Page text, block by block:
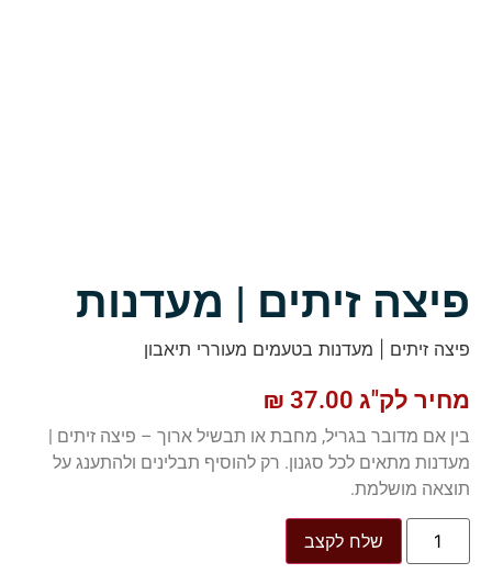
פיצה זיתים | מעדנות
פיצה זיתים | מעדנות בטעמים מעוררי תיאבון
מחיר לק"ג 37.00
₪
בין אם מדובר בגריל, מחבת או תבשיל ארוך – פיצה זיתים |
מעדנות מתאים לכל סגנון. רק להוסיף תבלינים ולהתענג על
תוצאה מושלמת.
שלח לקצב